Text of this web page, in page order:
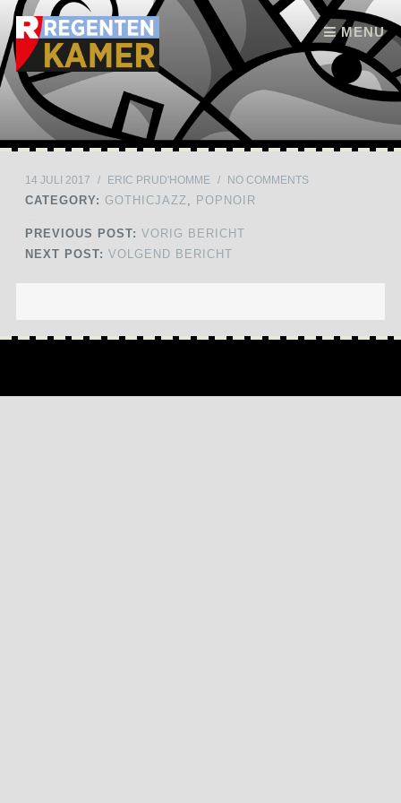
MENU
Skip to content
14 JULI 2017 / ERIC PRUD'HOMME / NO COMMENTS
CATEGORY: GOTHICJAZZ POPNOIR
PREVIOUS POST: VORIG BERICHT
NEXT POST: VOLGEND BERICHT